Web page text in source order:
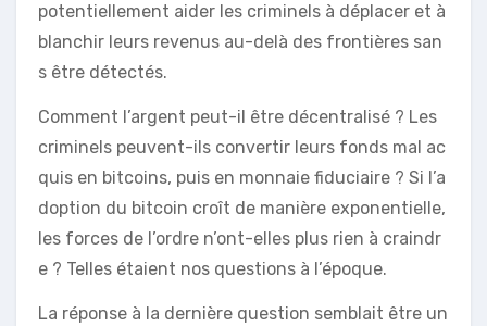
potentiellement aider les criminels à déplacer et à
blanchir leurs revenus au-delà des frontières san
s être détectés.
Comment l’argent peut-il être décentralisé ? Les
criminels peuvent-ils convertir leurs fonds mal ac
quis en bitcoins, puis en monnaie fiduciaire ? Si l’a
doption du bitcoin croît de manière exponentielle,
les forces de l’ordre n’ont-elles plus rien à craindr
e ? Telles étaient nos questions à l’époque.
La réponse à la dernière question semblait être un